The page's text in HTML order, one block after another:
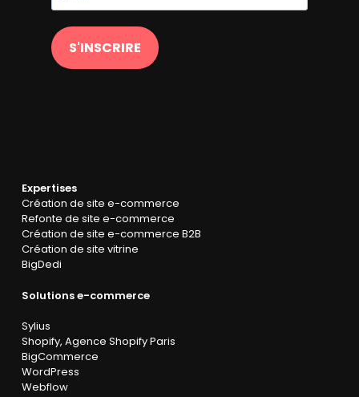
S'INSCRIRE
Expertises
Création de site e-commerce
Refonte de site e-commerce
Création de site e-commerce B2B
Création de site vitrine
BigDedi
Solutions e-commerce
Sylius
Shopify, Agence Shopify Paris
BigCommerce
WordPress
Webflow